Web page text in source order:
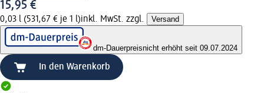
15,95 €
0,03 l (531,67 € je 1 l)inkl. MwSt. zzgl. Versand
dm-Dauerpreisnicht erhöht seit 09.07.2024
In den Warenkorb